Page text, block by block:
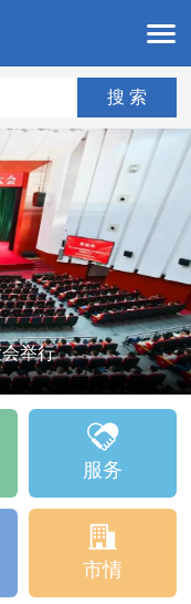
会举行
服务
市情